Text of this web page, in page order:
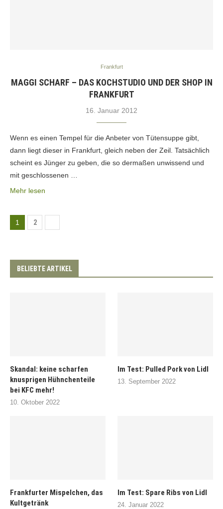
Frankfurt
MAGGI SCHARF – DAS KOCHSTUDIO UND DER SHOP IN
FRANKFURT
16. Januar 2012
Wenn es einen Tempel für die Anbeter von Tütensuppe gibt,
dann liegt dieser in Frankfurt, gleich neben der Zeil. Tatsächlich
scheint es Jünger zu geben, die so dermaßen unwissend und
mit geschlossenen …
Mehr lesen
1 2
BELIEBTE ARTIKEL
Skandal: keine scharfen
knusprigen Hühnchenteile
bei KFC mehr!
10. Oktober 2022
Im Test: Pulled Pork von Lidl
13. September 2022
Frankfurter Mispelchen, das
Kultgetränk
Im Test: Spare Ribs von Lidl
24. Januar 2022